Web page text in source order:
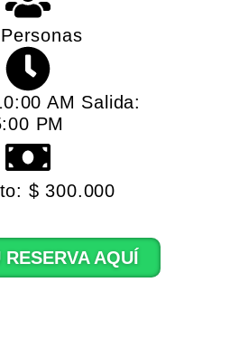
AM Salida:
PM
$ 300.000
RESERVA AQUÍ